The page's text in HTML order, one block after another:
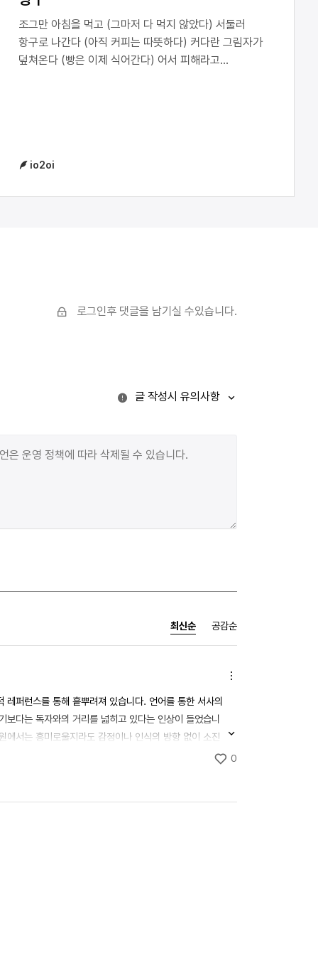
조그만 아침을 먹고 (그마저 다 먹지 않았다) 서둘러
항구로 나간다 (아직 커피는 따뜻하다) 커다란 그림자가
덮쳐온다 (빵은 이제 식어간다) 어서 피해라고
io2oi
로그인후 댓글을 남기실 수있습니다.
글 작성시 유의사항
최신순 공감순
퍼런스를 통해 흩뿌려져 있습니다. 언어를 통한 서사의
다는 독자와의 거리를 넓히고 있다는 인상이 들었습니
서는 흥미로울지라도 감정이나 인식의 방향 없이 소진
내용
0